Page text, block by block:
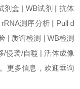
剂盒 | WB试剂 | 抗体
测序分析 | Pull d
| 质谱检测 | WB检测
/侵袭/自噬 | 活体成像
更多信息，欢迎垂询